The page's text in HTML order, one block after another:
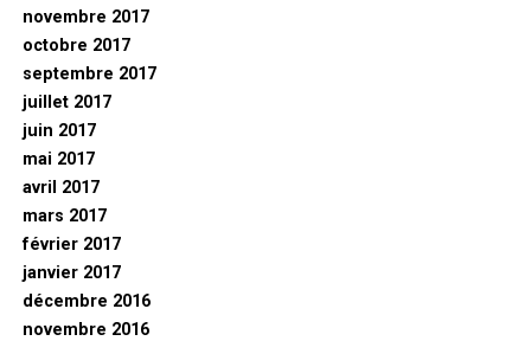
novembre 2017
octobre 2017
septembre 2017
juillet 2017
juin 2017
mai 2017
avril 2017
mars 2017
février 2017
janvier 2017
décembre 2016
novembre 2016